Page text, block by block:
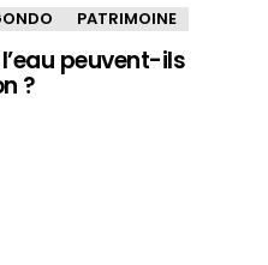
PATRIMOINE
peuvent-ils
?